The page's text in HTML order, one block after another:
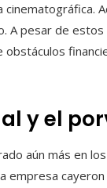
A pesar de
y el
aún más en
empresa